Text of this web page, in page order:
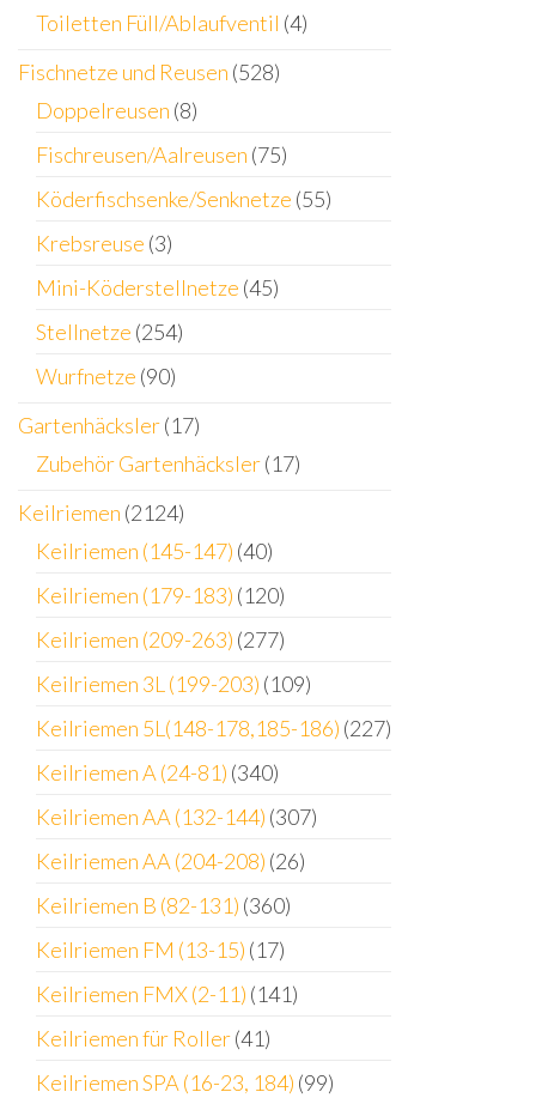
Toiletten Füll/Ablaufventil (4)
Fischnetze und Reusen (528)
Doppelreusen (8)
Fischreusen/Aalreusen (75)
Köderfischsenke/Senknetze (55)
Krebsreuse (3)
Mini-Köderstellnetze (45)
Stellnetze (254)
Wurfnetze (90)
Gartenhäcksler(17)
Zubehör Gartenhäcksler(17)
Keilriemen (2124)
Keilriemen (145-147) (40)
Keilriemen (179-183) (120)
Keilriemen (209-263) (277)
Keilriemen 3L (199-203) (109)
Keilriemen 5L(148-178,185-186) (227)
Keilriemen A (24-81) (340)
Keilriemen AA (132-144) (307)
Keilriemen AA (204-208) (26)
Keilriemen B (82-131) (360)
Keilriemen FM (13-15) (17)
Keilriemen FMX (2-11) (141)
Keilriemen für Roller(41)
Keilriemen SPA (16-23, 184) (99)